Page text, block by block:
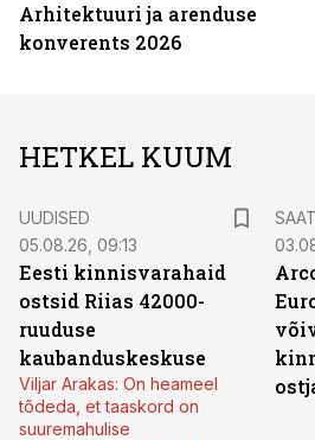
Arhitektuuri ja arenduse
konverents 2026
HETKEL KUUM
UUDISED
05.08.26, 09:13
Eesti kinnisvarahaid
ostsid Riias 42000-
ruuduse
kaubanduskeskuse
Viljar Arakas: On heameel
tõdeda, et taaskord on
suuremahulise